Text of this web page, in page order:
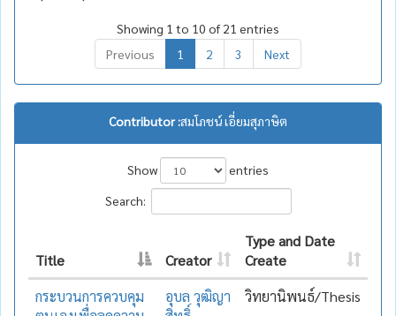
Showing 1 to 10 of 21 entries
Previous
1 2 3 Next
Contributor :สมโภชน์ เอี่ยมสุภาษิต
Show
entries
Search:
Title Creator
Type and Date
Create
กระบวนการควบคุม
อุบล วุฒิญา
วิทยานิพนธ์/Thesis